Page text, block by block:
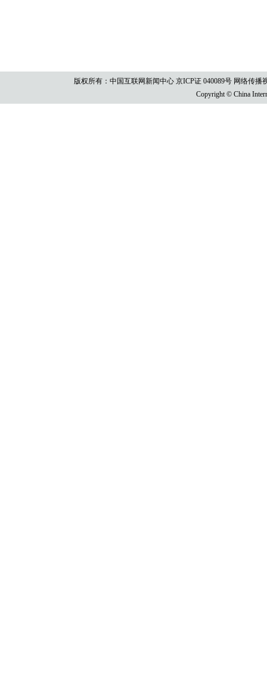
版权所有：中国互联网新闻中心 京ICP证 040089号 网络传播
Copyright © China